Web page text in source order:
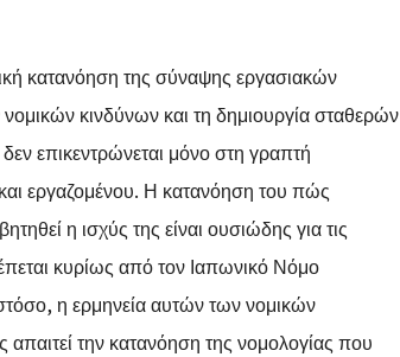
κατανόηση της σύναψης εργασιακών
κινδύνων και τη δημιουργία σταθερών
επικεντρώνεται μόνο στη γραπτή
εργαζομένου. Η κατανόηση του πώς
η ισχύς της είναι ουσιώδης για τις
κυρίως από τον Ιαπωνικό Νόμο
η ερμηνεία αυτών των νομικών
την κατανόηση της νομολογίας που